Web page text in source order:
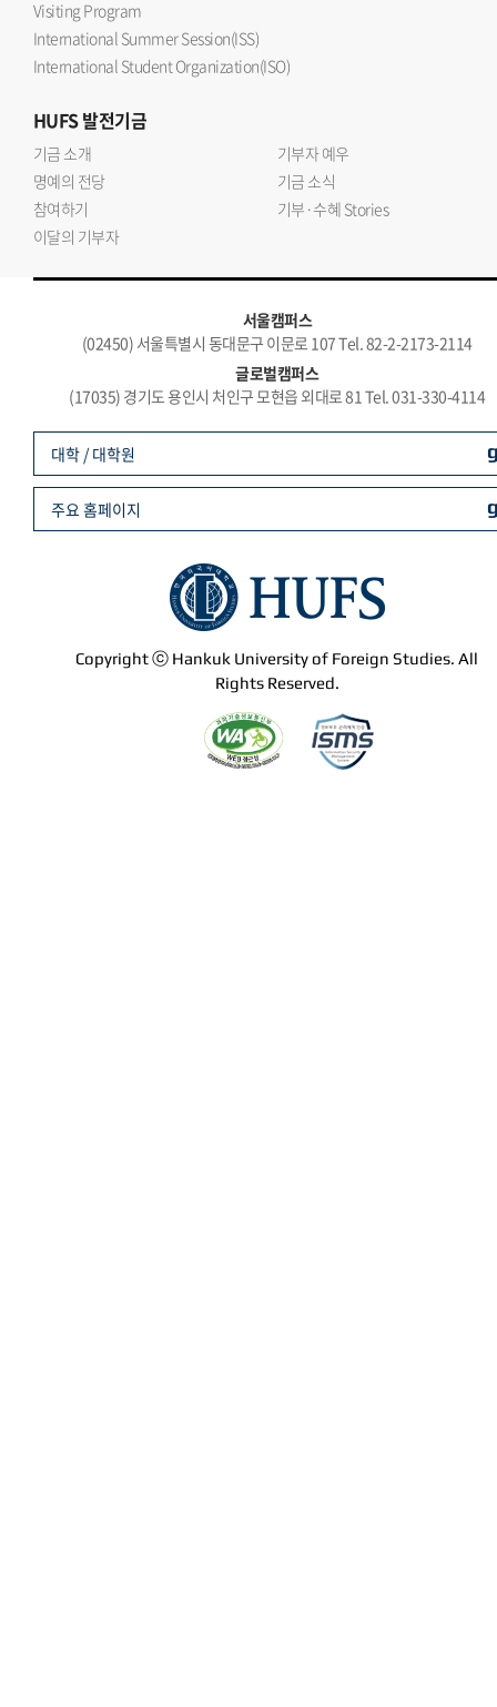
Visiting Program
International Summer Session(ISS)
International Student Organization(ISO)
HUFS발전기금
기금 소개
기부자 예우
명예의 전당
기금 소식
참여하기
기부·수혜 Stories
이달의 기부자
서울캠퍼스
(02450) 서울특별시 동대문구 이문로 107 Tel. 82-2-2173-2114
글로벌캠퍼스
(17035) 경기도 용인시 처인구 모현읍 외대로 81 Tel. 031-330-4114
Copyright ⓒ Hankuk University of Foreign Studies. All
Rights Reserved.
대학 / 대학원
주요 홈페이지